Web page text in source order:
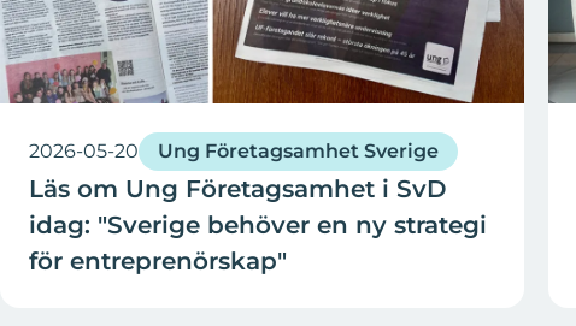
2026-05-20 Ung Företagsamhet Sverige
Läs om Ung Företagsamhet i SvD
idag: "Sverige behöver en ny strategi
för entreprenörskap"